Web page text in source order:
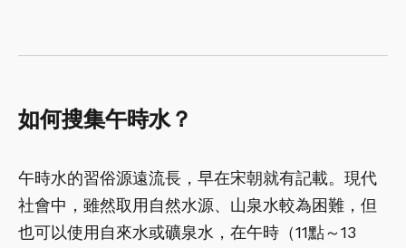
如何搜集午時水？
午時水的習俗源遠流長，早在宋朝就有記載。現代
社會中，雖然取用自然水源、山泉水較為困難，但
也可以使用自來水或礦泉水，在午時（11點～13